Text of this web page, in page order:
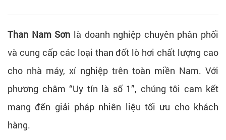
Than Nam Sơn là doanh nghiệp chuyên phân phối
và cung cấp các loại than đốt lò hơi chất lượng cao
cho nhà máy, xí nghiệp trên toàn miền Nam. Với
phương châm “Uy tín là số 1”, chúng tôi cam kết
mang đến giải pháp nhiên liệu tối ưu cho khách
hàng.